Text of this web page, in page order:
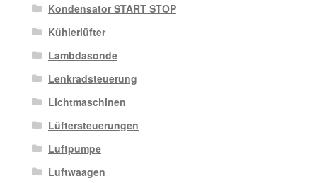
Kondensator START STOP
Kühlerlüfter
Lambdasonde
Lenkradsteuerung
Lichtmaschinen
Lüftersteuerungen
Luftpumpe
Luftwaagen